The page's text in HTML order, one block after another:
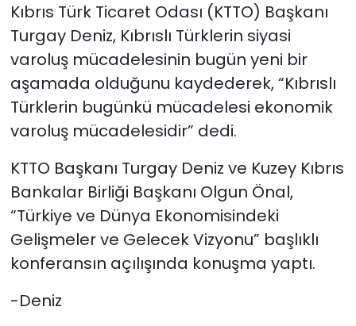
Kıbrıs Türk Ticaret Odası (KTTO) Başkanı
Turgay Deniz, Kıbrıslı Türklerin siyasi
varoluş mücadelesinin bugün yeni bir
aşamada olduğunu kaydederek, “Kıbrıslı
Türklerin bugünkü mücadelesi ekonomik
varoluş mücadelesidir” dedi.
KTTO Başkanı Turgay Deniz ve Kuzey Kıbrıs
Bankalar Birliği Başkanı Olgun Önal,
“Türkiye ve Dünya Ekonomisindeki
Gelişmeler ve Gelecek Vizyonu” başlıklı
konferansın açılışında konuşma yaptı.
-Deniz
Spor
Teknoloji
TÜRKiYE
YAŞAM
Yazarlar